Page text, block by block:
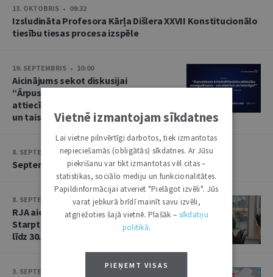
13. OKTOBRIS • 09:32
Izsludināta Profesora Kārļa Dišlera XXVII Konstitucionālo
tiesību tiesas procesa izspēle
19. SEPTEMBRIS • 10:00
Aicinājums sekot diskusijai
“Ārpustiesas krimināltiesisko
attiecību noregulēšana – vai efektīva
un taisnīga?”
8. SEPTEMBRIS • 13:14
Septembra saruna par starptautiskajām tiesībām
8. SEPTEMBRIS • 13:13
RJA aicina iesniegt rakstus Baltijas
Starptautisko tiesību gadagrāmatai
līdz 30. septembrim
3. SEPTEMBRIS • 16:01
Vietnē izmantojam sīkdatnes
Lai vietne pilnvērtīgi darbotos, tiek izmantotas
nepieciešamās (obligātās) sīkdatnes. Ar Jūsu
piekrišanu var tikt izmantotas vēl citas –
statistikas, sociālo mediju un funkcionalitātes.
Papildinformācijai atveriet "Pielāgot izvēli". Jūs
varat jebkurā brīdī mainīt savu izvēli,
atgriežoties šajā vietnē. Plašāk – sīkdatņu
politikā.
PIEŅEMT VISAS